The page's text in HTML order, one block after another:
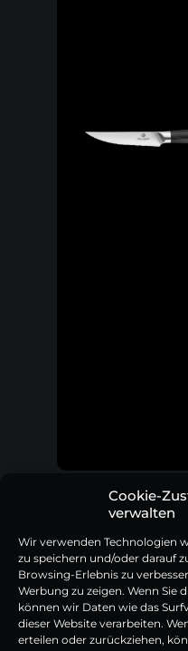
Cookie-
verwalten
Wir verwenden Technologien
zu speichern und/oder darauf
Browsing-Erlebnis zu
Werbung zu zeigen. Wenn Sie
können wir Daten wie das
dieser Website verarbeiten.
erteilen oder zurückziehen,
Steakmesser mit
79,95€
Inkl. 19% MwSt | zzgl. Versandkosten